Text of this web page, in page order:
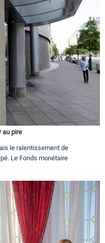
au pire
le ralentissement de
Le Fonds monétaire